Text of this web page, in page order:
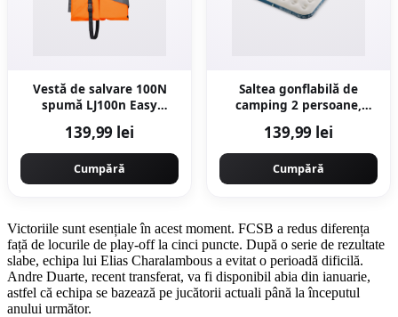
Vestă de salvare 100N
spumă LJ100n Easy
139,99 lei
Cumpără
Saltea gonflabilă de
camping 2 persoane,
139,99 lei
Cumpără
Victoriile sunt esențiale în acest moment. FCSB a redus diferența
față de locurile de play-off la cinci puncte. După o serie de rezultate
slabe, echipa lui Elias Charalambous a evitat o perioadă dificilă.
Andre Duarte, recent transferat, va fi disponibil abia din ianuarie,
astfel că echipa se bazează pe jucătorii actuali până la începutul
anului următor.